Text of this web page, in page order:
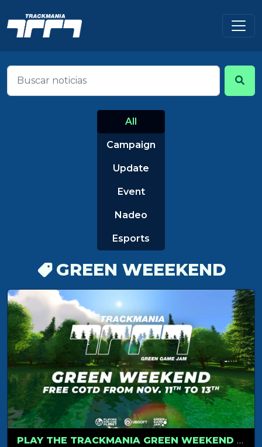
All
Campaign
Update
Event
Nadeo
Esports
GREEN WEEEKEND
PLAY THE TRACKMANIA GREEN WEEKEND FOR FREE!